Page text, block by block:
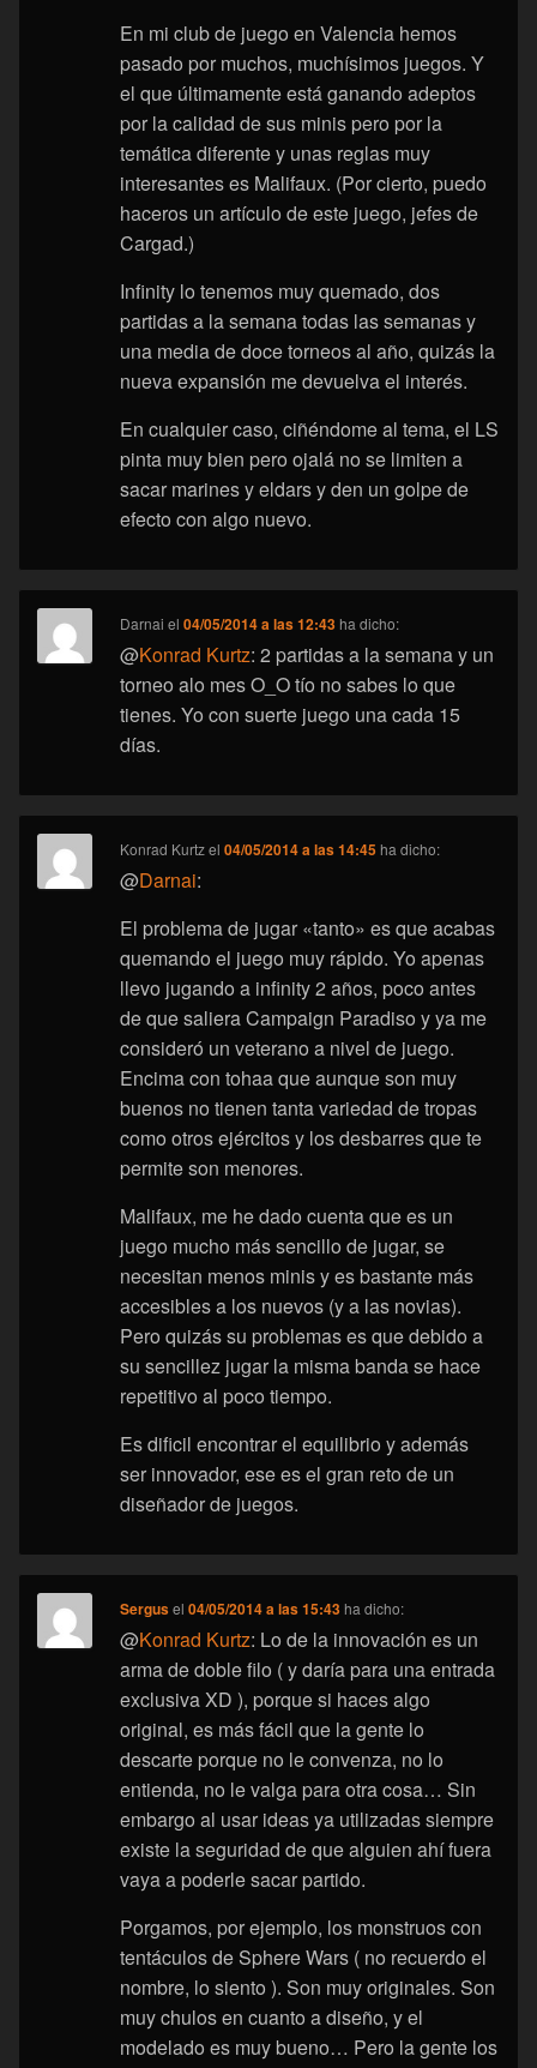
En mi club de juego en Valencia hemos
pasado por muchos, muchísimos juegos. Y
el que últimamente está ganando adeptos
por la calidad de sus minis pero por la
temática diferente y unas reglas muy
interesantes es Malifaux. (Por cierto, puedo
haceros un artículo de este juego, jefes de
Cargad.)
Infinity lo tenemos muy quemado, dos
partidas a la semana todas las semanas y
una media de doce torneos al año, quizás la
nueva expansión me devuelva el interés.
En cualquier caso, ciñéndome al tema, el LS
pinta muy bien pero ojalá no se limiten a
sacar marines y eldars y den un golpe de
efecto con algo nuevo.
Darnai el04/05/2014 a las 12:43 ha dicho:
@Konrad Kurtz: 2 partidas a la semana y un
torneo alo mes O_O tío no sabes lo que
tienes. Yo con suerte juego una cada 15
días.
Konrad Kurtzel04/05/2014 a las 14:45 ha dicho:
@Darnai:
El problema de jugar «tanto» es que acabas
quemando el juego muy rápido. Yo apenas
llevo jugando a infinity 2 años, poco antes
de que saliera Campaign Paradiso y ya me
consideró un veterano a nivel de juego.
Encima con tohaa que aunque son muy
buenos no tienen tanta variedad de tropas
como otros ejércitos y los desbarres que te
permite son menores.
Malifaux, me he dado cuenta que es un
juego mucho más sencillo de jugar, se
necesitan menos minis y es bastante más
accesibles a los nuevos (y a las novias).
Pero quizás su problemas es que debido a
su sencillez jugar la misma banda se hace
repetitivo al poco tiempo.
Es dificil encontrar el equilibrio y además
ser innovador, ese es el gran reto de un
diseñador de juegos.
Sergusel04/05/2014 a las 15:43 ha dicho:
@Konrad Kurtz: Lo de la innovación es un
arma de doble filo ( y daría para una entrada
exclusiva XD ), porque si haces algo
original, es más fácil que la gente lo
descarte porque no le convenza, no lo
entienda, no le valga para otra cosa… Sin
embargo al usar ideas ya utilizadas siempre
existe la seguridad de que alguien ahí fuera
vaya a poderle sacar partido.
Porgamos, por ejemplo, los monstruos con
tentáculos de Sphere Wars ( no recuerdo el
nombre, lo siento ). Son muy originales. Son
muy chulos en cuanto a diseño, y el
modelado es muy bueno… Pero la gente los